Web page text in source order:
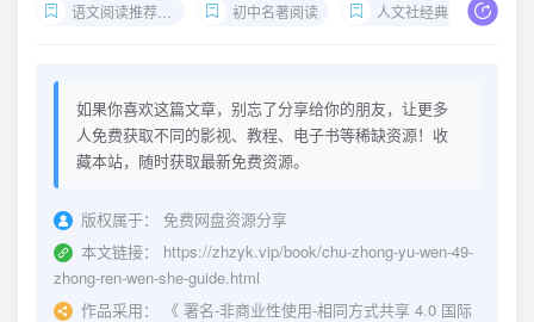
语文阅读推荐丛书 初中名著阅读 人文社经典
如果你喜欢这篇文章，别忘了分享给你的朋友，让更多
人免费获取不同的影视、教程、电子书等稀缺资源！收
藏本站，随时获取最新免费资源。
版权属于：
免费网盘资源分享
本文链接：
https://zhzyk.vip/book/chu-zhong-yu-wen-49-
zhong-ren-wen-she-guide.html
作品采用：
《 署名-非商业性使用-相同方式共享 4.0 国际